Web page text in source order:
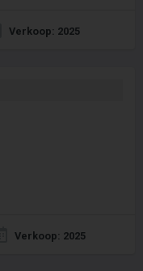
Verkoop: 2025
Verkoop: 2025